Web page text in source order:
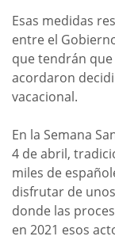
Esas medidas
entre el
que tendrán
acordaron
vacacional.
En la Semana
4 de abril,
miles de
disfrutar de
donde las
en 2021 esos